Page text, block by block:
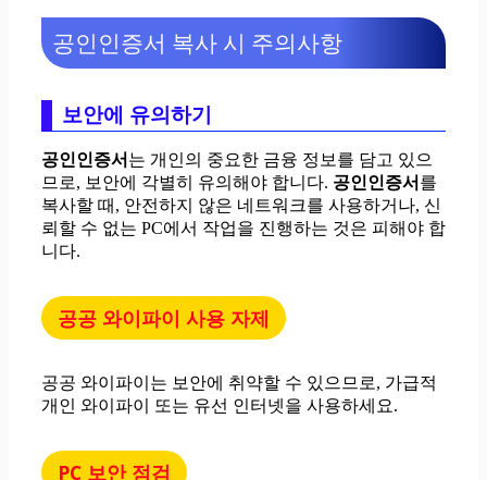
공인인증서 복사 시 주의사항
보안에 유의하기
공인인증서 는 개인의 중요한 금융 정보를 담고 있으
므로, 보안에 각별히 유의해야 합니다. 공인인증서 를
복사할 때, 안전하지 않은 네트워크를 사용하거나, 신
뢰할 수 없는 PC에서 작업을 진행하는 것은 피해야 합
니다.
공공 와이파이 사용 자제
공공 와이파이는 보안에 취약할 수 있으므로, 가급적
개인 와이파이 또는 유선 인터넷을 사용하세요.
PC 보안 점검